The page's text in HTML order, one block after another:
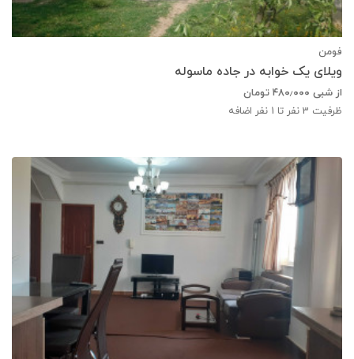
فومن
ویلای یک خوابه در جاده ماسوله
از شبی ۴۸۰٫۰۰۰ تومان
ظرفیت 3 نفر تا 1 نفر اضافه